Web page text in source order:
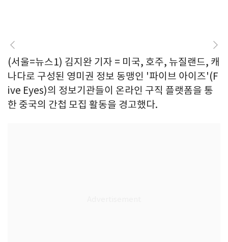
(서울=뉴스1) 김지완 기자 = 미국, 호주, 뉴질랜드, 캐
나다로 구성된 영미권 정보 동맹인 '파이브 아이즈'(F
ive Eyes)의 정보기관들이 온라인 구직 플랫폼을 통
한 중국의 간첩 모집 활동을 경고했다.